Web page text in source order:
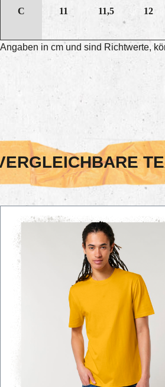
C 11 11,5 12
Angaben in cm und sind Richtwerte,